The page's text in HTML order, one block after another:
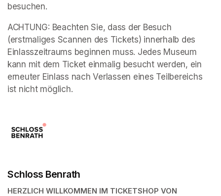
besuchen.
ACHTUNG: Beachten Sie, dass der Besuch
(erstmaliges Scannen des Tickets) innerhalb des
Einlasszeitraums beginnen muss. Jedes Museum
kann mit dem Ticket einmalig besucht werden, ein
erneuter Einlass nach Verlassen eines Teilbereichs
ist nicht möglich.
Schloss Benrath
HERZLICH WILLKOMMEN IM TICKETSHOP VON